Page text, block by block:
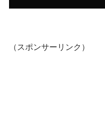
（スポンサーリンク）